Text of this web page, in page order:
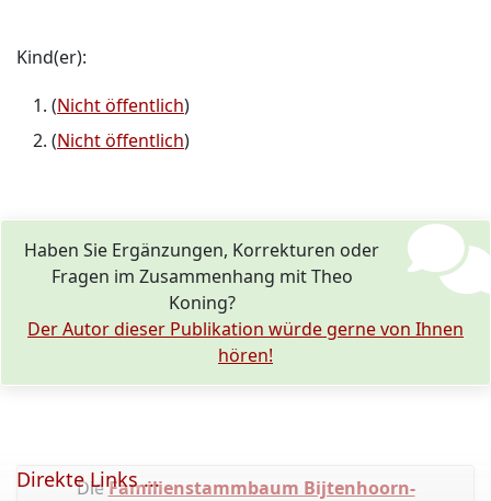
Kind(er):
(Nicht öffentlich)
(Nicht öffentlich)
Haben Sie Ergänzungen, Korrekturen oder
Fragen im Zusammenhang mit Theo
Koning?
Der Autor dieser Publikation würde gerne von Ihnen
hören!
DieFamilienstammbaum Bijtenhoorn-
Direkte Links ...